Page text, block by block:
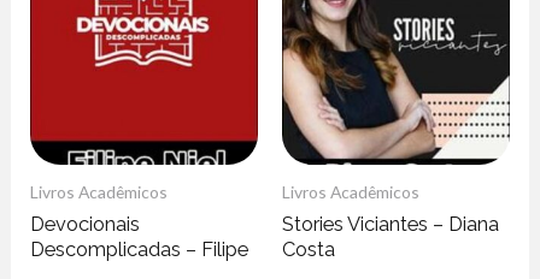
Livros Acadêmicos
Devocionais
Descomplicadas – Filipe
Livros Acadêmicos
Stories Viciantes – Diana
Costa